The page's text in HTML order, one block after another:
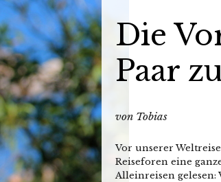
Die
Paar
von Tobias
Vor unserer
Reiseforen eine
Alleinreisen